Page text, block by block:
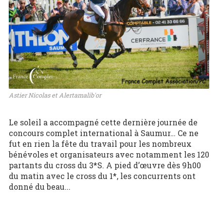
Astier Nicolas et Alertamalib'or
Le soleil a accompagné cette dernière journée de
concours complet international à Saumur… Ce ne
fut en rien la fête du travail pour les nombreux
bénévoles et organisateurs avec notamment les 120
partants du cross du 3*S. A pied d’œuvre dès 9h00
du matin avec le cross du 1*, les concurrents ont
donné du beau...